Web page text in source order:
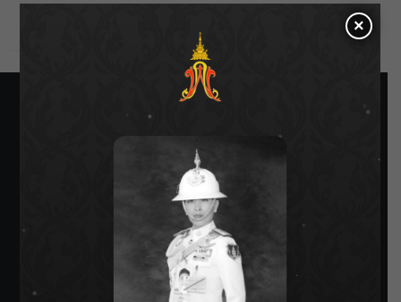
SIAMRATH VARIETY
×